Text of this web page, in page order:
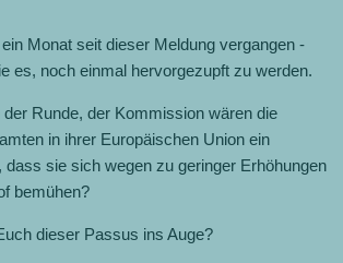
Monat seit dieser Meldung vergangen -
es, noch einmal hervorgezupft zu werden.
Runde, der Kommission wären die
in ihrer Europäischen Union ein
dass sie sich wegen zu geringer Erhöhungen
bemühen?
dieser Passus ins Auge?